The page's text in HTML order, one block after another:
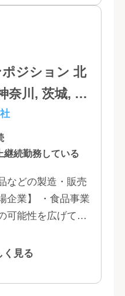
ジション 北
奈川, 茨城, 静
, 佐賀
継続勤務している
などの製造・販売
企業】 ・食品事業
可能性を広げてい
国際事業（40の
く見る